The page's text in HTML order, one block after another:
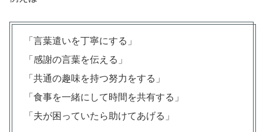
「言葉遣いを丁寧にする」
「感謝の言葉を伝える」
「共通の趣味を持つ努力をする」
「食事を一緒にして時間を共有する」
「夫が困っていたら助けてあげる」